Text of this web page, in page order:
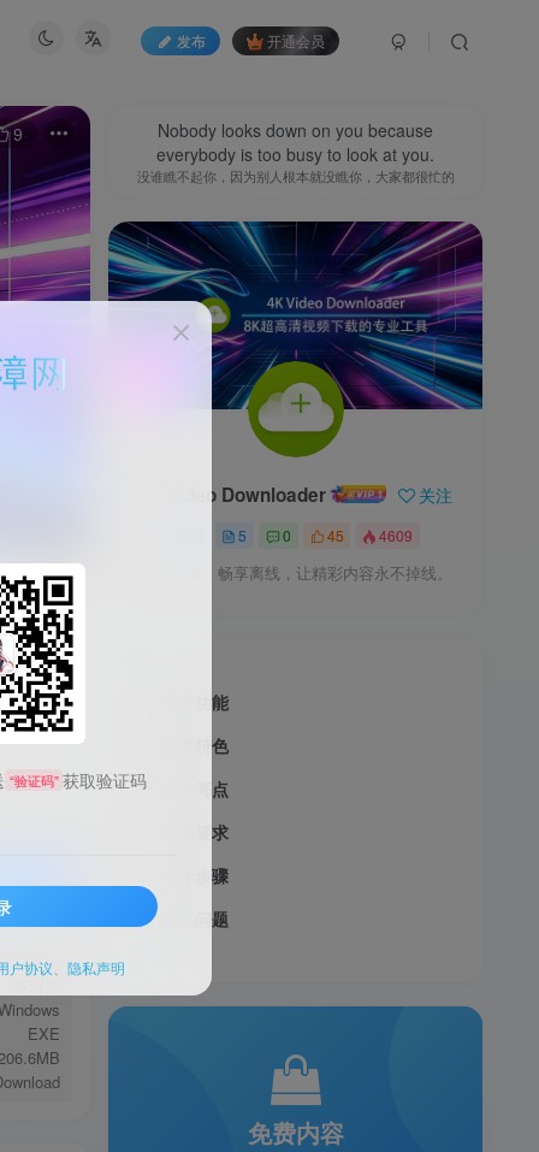
发布 开通会员
9
频下载
EXE
Nobody looks down on you because
everybody is too busy to look at you.
没谁瞧不起你，因为别人根本就没瞧你，大家都很忙的
4K Video Downloader 关注
5 0 45 4609
高清下载，畅享离线，让精彩内容永不掉线。
软件功能
软件特色
软件亮点
系统要求
操作步骤
常见问题
免费内容
“验证码” 获取验证码
户协议 隐私声明